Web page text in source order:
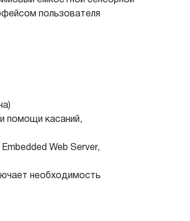
пользователя
помощи касаний,
Embedded Web Server,
необходимость